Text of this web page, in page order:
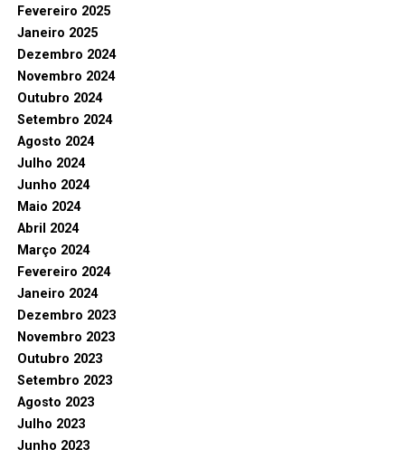
Fevereiro 2025
Janeiro 2025
Dezembro 2024
Novembro 2024
Outubro 2024
Setembro 2024
Agosto 2024
Julho 2024
Junho 2024
Maio 2024
Abril 2024
Março 2024
Fevereiro 2024
Janeiro 2024
Dezembro 2023
Novembro 2023
Outubro 2023
Setembro 2023
Agosto 2023
Julho 2023
Junho 2023